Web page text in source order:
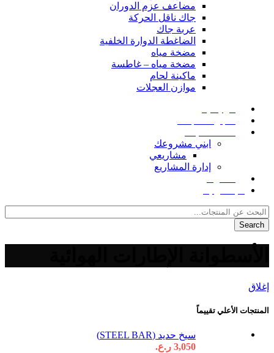
مضاعف عزم الدوران
جاك ناقل الحركة
عربة جاك
الضاغطة الدوارة الخلفية
مضخة مياه
مضخة مياه – غاطسة
ماكينة لحام
موازن العجلات
ابني مشروعك
مشاريعي
إدارة المشاريع
Search
إغلاق
المنتجات الأعلي تقييماً
سيخ حديد (STEEL BAR)
3,050 ر.ع.